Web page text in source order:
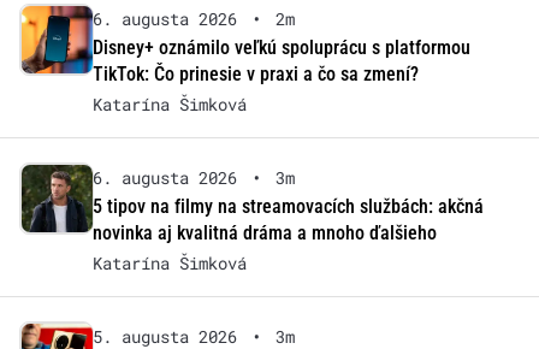
6. augusta 2026 •
2m
Disney+ oznámilo veľkú spoluprácu s platformou
TikTok: Čo prinesie v praxi a čo sa zmení?
Katarína Šimková
6. augusta 2026 •
3m
5 tipov na filmy na streamovacích službách: akčná
novinka aj kvalitná dráma a mnoho ďalšieho
Katarína Šimková
5. augusta 2026 •
3m